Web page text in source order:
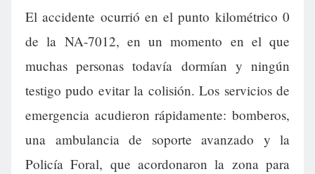
El accidente ocurrió en el punto kilométrico 0
de la NA-7012, en un momento en el que
muchas personas todavía dormían y ningún
testigo pudo evitar la colisión. Los servicios de
emergencia acudieron rápidamente: bomberos,
una ambulancia de soporte avanzado y la
Policía Foral, que acordonaron la zona para